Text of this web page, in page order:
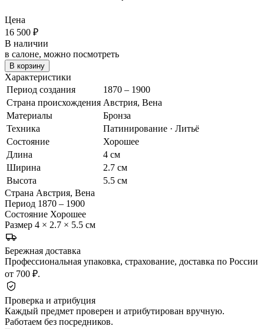
Цена
16 500 ₽
В наличии
в салоне, можно посмотреть
В корзину
Характеристики
Период создания
1870 – 1900
Страна происхождения Австрия, Вена
Материалы
Бронза
Техника
Патинирование · Литьё
Состояние
Хорошее
Длина
4 см
Ширина
2.7 см
Высота
5.5 см
Страна Австрия, Вена
Период 1870 – 1900
Состояние Хорошее
Размер 4 × 2.7 × 5.5 см
Бережная доставка
Профессиональная упаковка, страхование, доставка по России
от 700 ₽.
Проверка и атрибуция
Каждый предмет проверен и атрибутирован вручную.
Работаем без посредников.